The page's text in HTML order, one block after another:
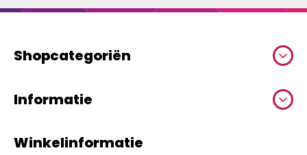
Shopcategoriën
Informatie
Winkelinformatie